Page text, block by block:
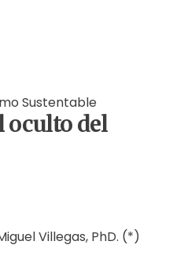
Sustentable
oculto del
Villegas, PhD. (*)